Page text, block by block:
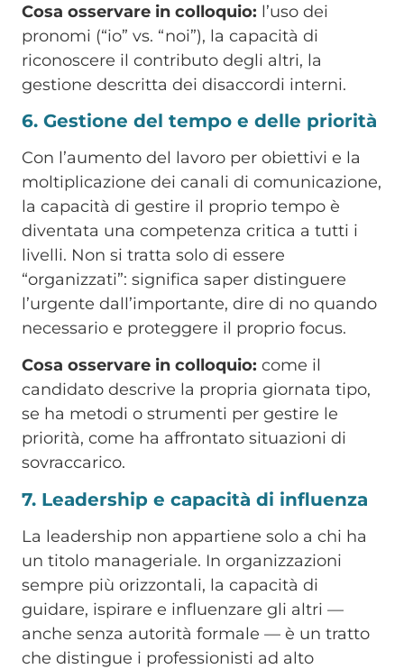
Cosa osservare in colloquio: l’uso dei
pronomi (“io” vs. “noi”), la capacità di
riconoscere il contributo degli altri, la
gestione descritta dei disaccordi interni.
6. Gestione del tempo e delle priorità
Con l’aumento del lavoro per obiettivi e la
moltiplicazione dei canali di comunicazione,
la capacità di gestire il proprio tempo è
diventata una competenza critica a tutti i
livelli. Non si tratta solo di essere
“organizzati”: significa saper distinguere
l’urgente dall’importante, dire di no quando
necessario e proteggere il proprio focus.
Cosa osservare in colloquio: come il
candidato descrive la propria giornata tipo,
se ha metodi o strumenti per gestire le
priorità, come ha affrontato situazioni di
sovraccarico.
7. Leadership e capacità di influenza
La leadership non appartiene solo a chi ha
un titolo manageriale. In organizzazioni
sempre più orizzontali, la capacità di
guidare, ispirare e influenzare gli altri —
anche senza autorità formale — è un tratto
che distingue i professionisti ad alto